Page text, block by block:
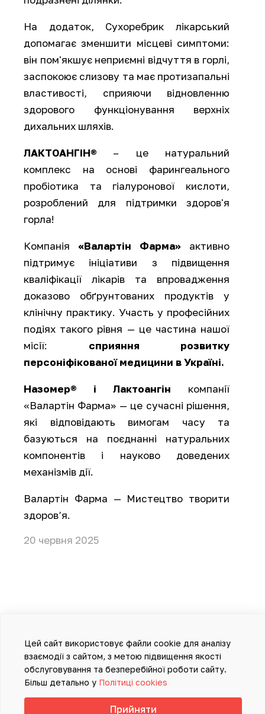
На додаток, Сухоребрик лікарський
допомагає зменшити місцеві симптоми:
він пом'якшує неприємні відчуття в горлі,
заспокоює слизову та має протизапальні
властивості, сприяючи відновленню
здорового функціонування верхніх
дихальних шляхів.
ЛАКТОАНГІН® – це натуральний
комплекс на основі фарингеального
пробіотика та гіалуронової кислоти,
розроблений для підтримки здоров'я
горла!
Компанія «Валартін Фарма» активно
підтримує ініціативи з підвищення
кваліфікації лікарів та впровадження
доказово обґрунтованих продуктів у
клінічну практику. Участь у професійних
подіях такого рівня — це частина нашої
місії: сприяння розвитку
персоніфікованої медицини в Україні.
Назомер® і Лактоангін компанії
«Валартін Фарма» — це сучасні рішення,
які відповідають вимогам часу та
базуються на поєднанні натуральних
компонентів і науково доведених
механізмів дії.
Валартін Фарма — Мистецтво творити
здоров’я.
20 червня 2025
Цей сайт використовує файли cookie для аналізу
взаємодії з сайтом, з метою підвищення якості
обслуговування та безперебійної роботи сайту.
Більш детально у Політиці cookies
Прийняти